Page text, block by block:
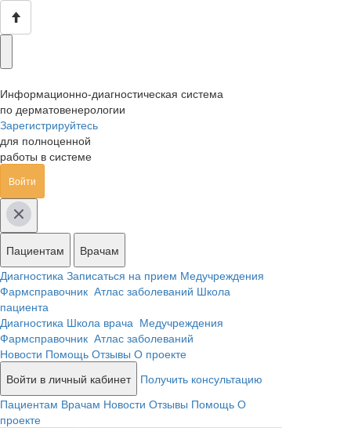
Информационно-диагностическая система
по дерматовенерологии
Зарегистрируйтесь
для полноценной
работы в системе
Войти
Пациентам
Врачам
Диагностика Записаться на прием Медучреждения
Фармсправочник Атлас заболеваний Школа
пациента
Диагностика Школа врача Медучреждения
Фармсправочник Атлас заболеваний
Новости Помощь Отзывы О проекте
Войти в личный кабинет
Получить консультацию
Пациентам Врачам Новости Отзывы Помощь О
проекте